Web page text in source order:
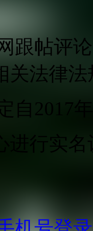
跟帖评
关法律
自2017
进行实名